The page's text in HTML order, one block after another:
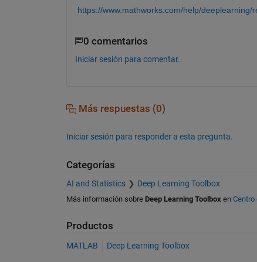
https://www.mathworks.com/help/deeplearning/
0 comentarios
Iniciar sesión para comentar.
Más respuestas (0)
Iniciar sesión para responder a esta pregunta.
Categorías
AI and Statistics Deep Learning Toolbox
Más información sobre Deep Learning Toolboxen Centro
Productos
MATLAB Deep Learning Toolbox